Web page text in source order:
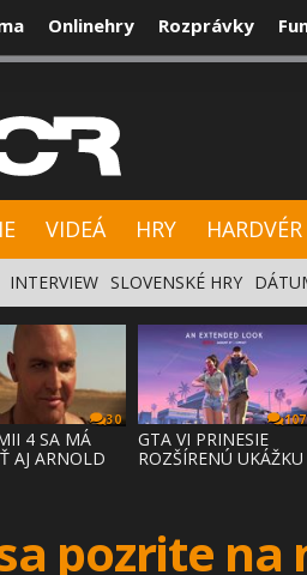
Onlinehry Rozprávky
VIDEÁ HRY HARDVÉR
INTERVIEW SLOVENSKÉ HRY
30
4 SA MÁ
AJ ARNOLD
107
GTA VI PRINESIE
ROZŠÍRENÚ UKÁŽKU
pozrite